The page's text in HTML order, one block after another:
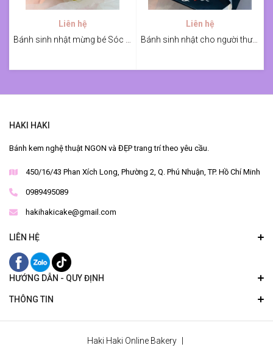
Liên hệ
Liên hệ
Bánh sinh nhật cho người thương
HAKI HAKI
Bánh kem nghệ thuật NGON và ĐẸP trang trí theo yêu cầu.
450/16/43 Phan Xích Long, Phường 2, Q. Phú Nhuận, TP. Hồ Chí Minh
0989495089
hakihakicake@gmail.com
LIÊN HỆ
HƯỚNG DẪN - QUY ĐỊNH
THÔNG TIN
Haki Haki Online Bakery